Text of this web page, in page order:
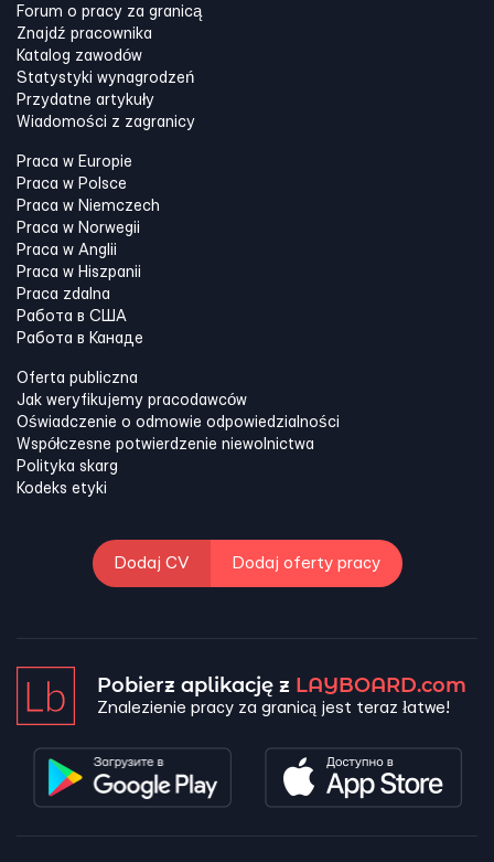
Forum o pracy za granicą
Znajdź pracownika
Katalog zawodów
Statystyki wynagrodzeń
Przydatne artykuły
Wiadomości z zagranicy
Praca w Europie
Praca w Polsce
Praca w Niemczech
Praca w Norwegii
Praca w Anglii
Praca w Hiszpanii
Praca zdalna
Работа в США
Работа в Канадe
Oferta publiczna
Jak weryfikujemy pracodawców
Oświadczenie o odmowie odpowiedzialności
Współczesne potwierdzenie niewolnictwa
Polityka skarg
Kodeks etyki
Dodaj CV Dodaj oferty pracy
Pobierz aplikację z LAYBOARD.com
Znalezienie pracy za granicą jest teraz łatwe!